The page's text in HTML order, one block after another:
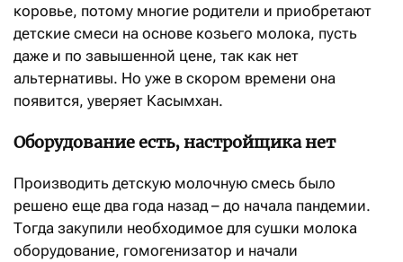
коровье, потому многие родители и приобретают
детские смеси на основе козьего молока, пусть
даже и по завышенной цене, так как нет
альтернативы. Но уже в скором времени она
появится, уверяет Касымхан.
Оборудование есть, настройщика нет
Производить детскую молочную смесь было
решено еще два года назад – до начала пандемии.
Тогда закупили необходимое для сушки молока
оборудование, гомогенизатор и начали